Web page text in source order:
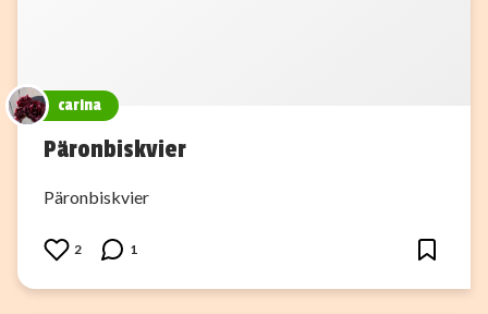
carina
Päronbiskvier
Päronbiskvier
2 1